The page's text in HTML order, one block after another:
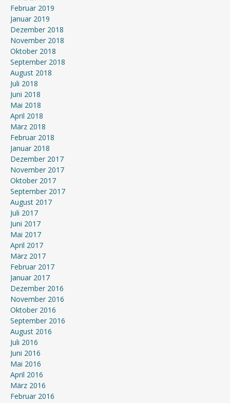
Februar 2019
Januar 2019
Dezember 2018
November 2018
Oktober 2018
September 2018
August 2018
Juli 2018
Juni 2018
Mai 2018
April 2018
März 2018
Februar 2018
Januar 2018
Dezember 2017
November 2017
Oktober 2017
September 2017
August 2017
Juli 2017
Juni 2017
Mai 2017
April 2017
März 2017
Februar 2017
Januar 2017
Dezember 2016
November 2016
Oktober 2016
September 2016
August 2016
Juli 2016
Juni 2016
Mai 2016
April 2016
März 2016
Februar 2016